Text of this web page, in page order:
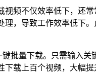
频不仅效率低下，还
，导致工作效率低下
批量下载。只需输入
载上百个视频，大幅